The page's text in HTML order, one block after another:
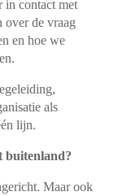
in contact met
over de vraag
en hoe we
als
lijn.
buitenland?
Maar ook